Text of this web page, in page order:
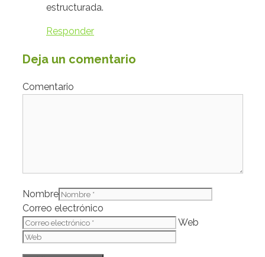
estructurada.
Responder
Deja un comentario
Comentario
Nombre
Correo electrónico
Web